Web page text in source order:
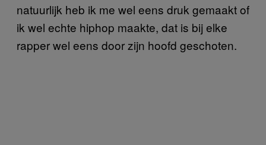
natuurlijk heb ik me wel eens druk gemaakt of
ik wel echte hiphop maakte, dat is bij elke
rapper wel eens door zijn hoofd geschoten.